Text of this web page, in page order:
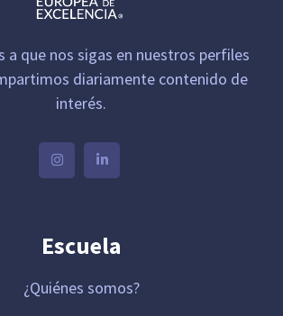
a que nos sigas en nuestros perfiles
diariamente contenido de
interés.
Escuela
¿Quiénes somos?